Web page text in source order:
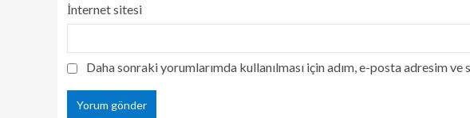
İnternet sitesi
Daha sonraki yorumlarımda kullanılması için adım, e-posta adresim